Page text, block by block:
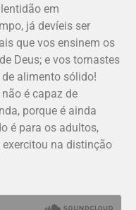
em
já devíeis ser
que vos ensinem os
Deus; e vos tornastes
alimento sólido!
é capaz de
porque é ainda
é para os adultos,
exercitou na distinção